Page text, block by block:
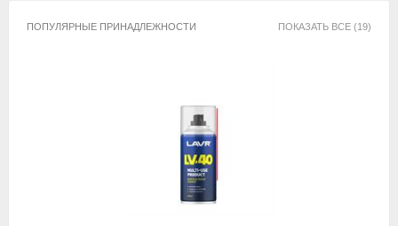
ПОПУЛЯРНЫЕ ПРИНАДЛЕЖНОСТИ ПОКАЗАТЬ ВСЕ (19)